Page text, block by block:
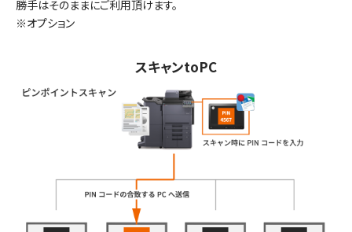
勝手はそのままにご利用頂けます。
※オプション
スキャンtoPC